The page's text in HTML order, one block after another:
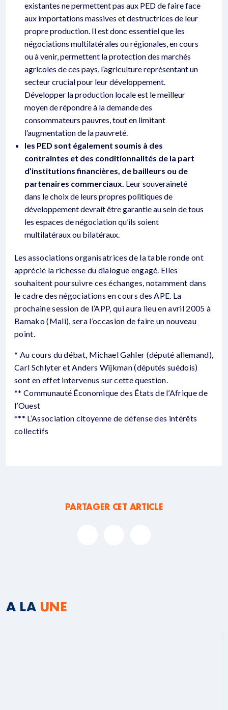
existantes ne permettent pas aux PED de faire face
aux importations massives et destructrices de leur
propre production. Il est donc essentiel que les
négociations multilatérales ou régionales, en cours
ou à venir, permettent la protection des marchés
agricoles de ces pays, l’agriculture représentant un
secteur crucial pour leur développement.
Développer la production locale est le meilleur
moyen de répondre à la demande des
consommateurs pauvres, tout en limitant
l’augmentation de la pauvreté.
les PED sont également soumis à des
contraintes et des conditionnalités de la part
d’institutions financières, de bailleurs ou de
partenaires commerciaux. Leur souveraineté
dans le choix de leurs propres politiques de
développement devrait être garantie au sein de tous
les espaces de négociation qu’ils soient
multilatéraux ou bilatéraux.
Les associations organisatrices de la table ronde ont
apprécié la richesse du dialogue engagé. Elles
souhaitent poursuivre ces échanges, notamment dans
le cadre des négociations en cours des APE. La
prochaine session de l’APP, qui aura lieu en avril 2005 à
Bamako (Mali), sera l’occasion de faire un nouveau
point.
* Au cours du débat, Michael Gahler (député allemand),
Carl Schlyter et Anders Wijkman (députés suédois)
sont en effet intervenus sur cette question.
** Communauté Économique des États de l’Afrique de
l’Ouest
*** L’Association citoyenne de défense des intérêts
collectifs
PARTAGER CET ARTICLE
A LA UNE